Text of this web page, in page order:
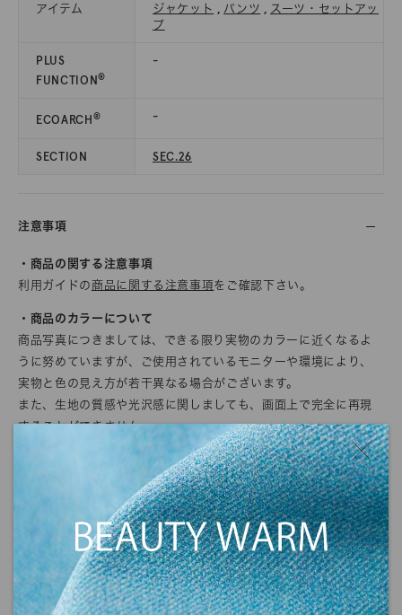
アイテム ジャケット , パンツ , スーツ・セットアッ
プ
PLUS
FUNCTION®
-
ECOARCH® -
SECTION SEC.26
注意事項
・商品の関する注意事項
利用ガイドの商品に関する注意事項をご確認下さい。
・商品のカラーについて
商品写真につきましては、できる限り実物のカラーに近くなるよ
うに努めていますが、ご使用されているモニターや環境により、
実物と色の見え方が若干異なる場合がございます。
また、生地の質感や光沢感に関しましても、画面上で完全に再現
することができません。
ご注文の前にサンプル帳でのご確認をお勧めします。
・商品の発送について
発送に関する注意事項を利用ガイドに記載しております。
ご注文前に一度ご確認をお願いします。
>>ご利用ガイド